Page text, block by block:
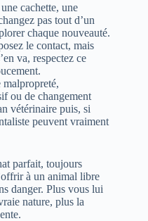
cachette, une
pas tout d’un
chaque nouveauté.
le contact, mais
va, respectez ce
malpropreté,
ou de changement
vétérinaire puis, si
peuvent vraiment
parfait, toujours
à un animal libre
danger. Plus vous lui
nature, plus la